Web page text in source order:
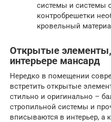
системы и системы
контробрешетки
кровельный
Открытые
интерьере мансард
Нередко в помещении
встретить открытые
стильно и оригинально –
стропильной системы и
вписываются в интерьер, а